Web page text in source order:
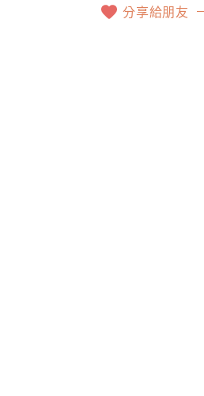
分享給朋友